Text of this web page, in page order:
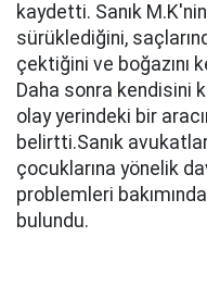
kaydetti. Sanık
sürüklediğini,
çektiğini ve boğazını
Daha sonra kendisini
olay yerindeki bir
belirtti.Sanık
çocuklarına yönelik
problemleri
bulundu.